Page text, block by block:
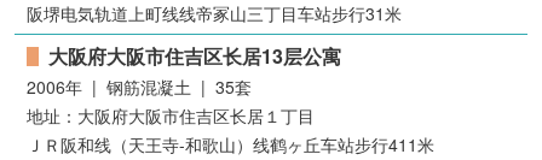
阪堺电気轨道上町线线帝冢山三丁目车站步行31米
大阪府大阪市住吉区长居13层公寓
2006年 | 钢筋混凝土 | 35套
地址：大阪府大阪市住吉区长居１丁目
ＪＲ阪和线（天王寺-和歌山）线鹤ヶ丘车站步行411米